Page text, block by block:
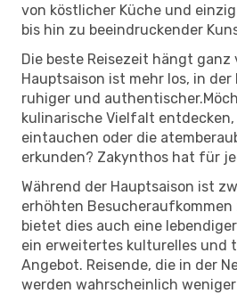
von köstlicher Küche und
bis hin zu beeindruckender
Die beste Reisezeit hängt ganz
Hauptsaison ist mehr los, in
ruhiger und
kulinarische Vielfalt
eintauchen oder die
erkunden? Zakynthos hat für
Während der Hauptsaison ist
erhöhten
bietet dies auch eine
ein erweitertes kulturelles und
Angebot. Reisende, die in der
werden wahrscheinlich